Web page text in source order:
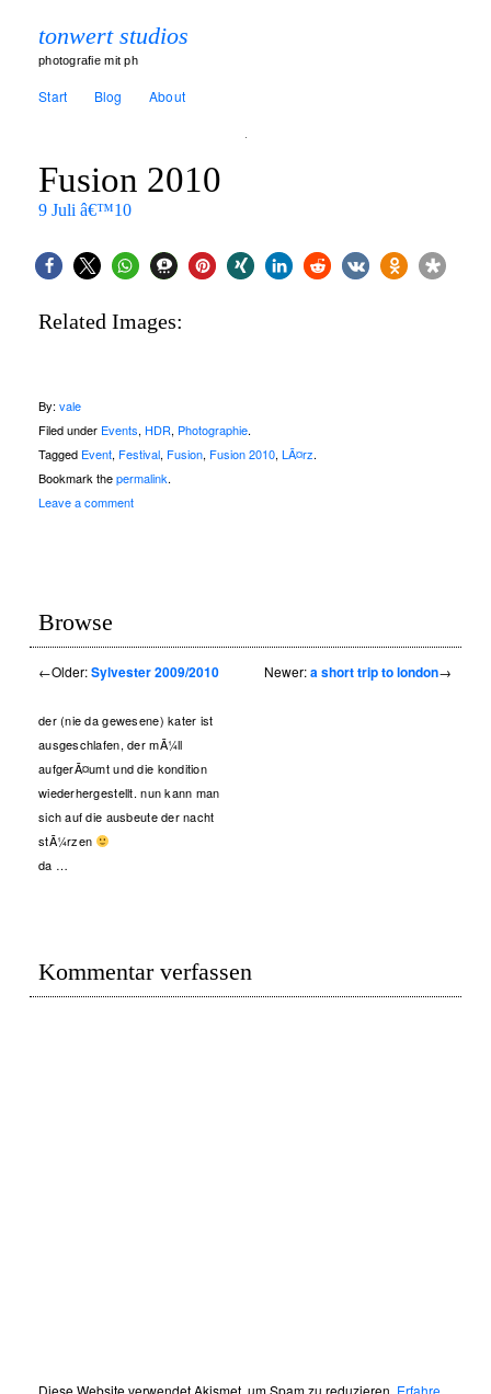
tonwert studios
photografie mit ph
Start Blog About
Fusion 2010
9 Juli â€™10
Related Images:
By: vale
Filed under Events, HDR, Photographie.
Tagged Event, Festival, Fusion, Fusion 2010, LÃ¤rz.
Bookmark thepermalink.
Leave a comment
Browse
←Older:Sylvester 2009/2010
der (nie da gewesene) kater ist
ausgeschlafen, der mÃ¼ll
aufgerÃ¤umt und die kondition
wiederhergestellt. nun kann man
sich auf die ausbeute der nacht
stÃ¼rzen
da …
Newer:a short trip to london→
Kommentar verfassen
Diese Website verwendet Akismet, um Spam zu reduzieren. Erfahre,